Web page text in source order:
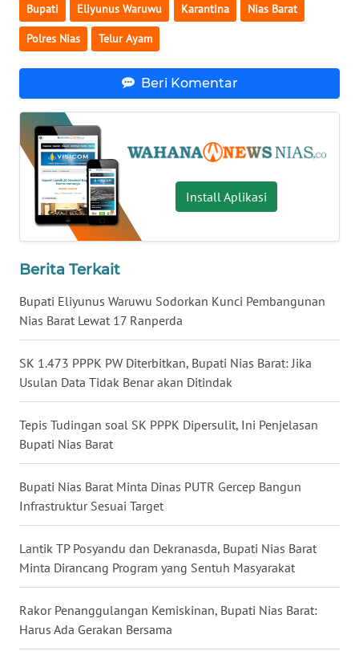
Bupati Eliyunus Waruwu Karantina Nias Barat
Polres Nias Telur Ayam
Beri Komentar
Install Aplikasi
Berita Terkait
Bupati Eliyunus Waruwu Sodorkan Kunci Pembangunan
Nias Barat Lewat 17 Ranperda
SK 1.473 PPPK PW Diterbitkan, Bupati Nias Barat: Jika
Usulan Data Tidak Benar akan Ditindak
Tepis Tudingan soal SK PPPK Dipersulit, Ini Penjelasan
Bupati Nias Barat
Bupati Nias Barat Minta Dinas PUTR Gercep Bangun
Infrastruktur Sesuai Target
Lantik TP Posyandu dan Dekranasda, Bupati Nias Barat
Minta Dirancang Program yang Sentuh Masyarakat
Rakor Penanggulangan Kemiskinan, Bupati Nias Barat:
Harus Ada Gerakan Bersama
WN
KALBAR
WN
KALTARA
WN
KALSEL
KALTIM
WN
WN
GORONTALO
WN
SULUT
WN
MALUKU
WN
MALUT
WN
DAIRI